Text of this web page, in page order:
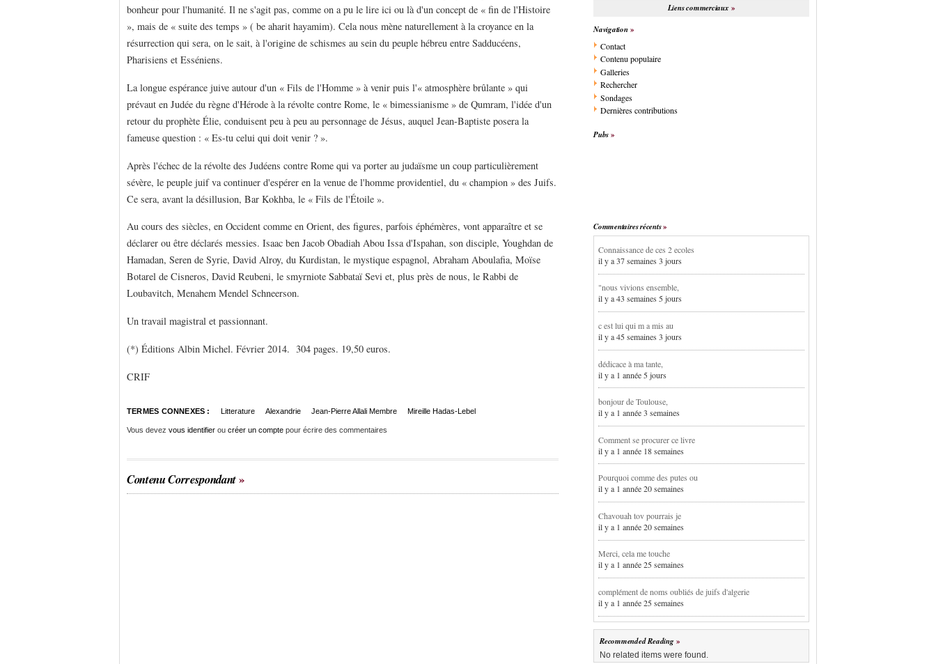
bonheur pour l'humanité. Il ne s'agit pas, comme on a pu le lire ici ou là d'un concept de « fin de l'Histoire
», mais de « suite des temps » ( be aharit hayamim). Cela nous mène naturellement à la croyance en la
résurrection qui sera, on le sait, à l'origine de schismes au sein du peuple hébreu entre Sadducéens,
Pharisiens et Esséniens.
La longue espérance juive autour d'un « Fils de l'Homme » à venir puis l'« atmosphère brûlante » qui
prévaut en Judée du règne d'Hérode à la révolte contre Rome, le « bimessianisme » de Qumram, l'idée d'un
retour du prophète Élie, conduisent peu à peu au personnage de Jésus, auquel Jean-Baptiste posera la
fameuse question : « Es-tu celui qui doit venir ? ».
Après l'échec de la révolte des Judéens contre Rome qui va porter au judaïsme un coup particulièrement
sévère, le peuple juif va continuer d'espérer en la venue de l'homme providentiel, du « champion » des Juifs.
Ce sera, avant la désillusion, Bar Kokhba, le « Fils de l'Étoile ».
Au cours des siècles, en Occident comme en Orient, des figures, parfois éphémères, vont apparaître et se
déclarer ou être déclarés messies. Isaac ben Jacob Obadiah Abou Issa d'Ispahan, son disciple, Youghdan de
Hamadan, Seren de Syrie, David Alroy, du Kurdistan, le mystique espagnol, Abraham Aboulafia, Moïse
Botarel de Cisneros, David Reubeni, le smyrniote Sabbataï Sevi et, plus près de nous, le Rabbi de
Loubavitch, Menahem Mendel Schneerson.
Un travail magistral et passionnant.
(*) Éditions Albin Michel. Février 2014. 304 pages. 19,50 euros.
CRIF
TERMES CONNEXES : Litterature Alexandrie Jean-Pierre Allali Membre Mireille Hadas-Lebel
Vous devez vous identifier ou créer un compte pour écrire des commentaires
Contenu Correspondant
Liens commerciaux
Navigation
Contact
Contenu populaire
Galleries
Rechercher
Sondages
Dernières contributions
Pubs
Commentaires récents
Connaissance de ces 2 ecoles
il y a 37 semaines 3 jours
"nous vivions ensemble,
il y a 43 semaines 5 jours
c est lui qui m a mis au
il y a 45 semaines 3 jours
dédicace à ma tante,
il y a 1 année 5 jours
bonjour de Toulouse,
il y a 1 année 3 semaines
Comment se procurer ce livre
il y a 1 année 18 semaines
Pourquoi comme des putes ou
il y a 1 année 20 semaines
Chavouah tov pourrais je
il y a 1 année 20 semaines
Merci, cela me touche
il y a 1 année 25 semaines
complément de noms oubliés de juifs d'algerie
il y a 1 année 25 semaines
Recommended Reading
No related items were found.